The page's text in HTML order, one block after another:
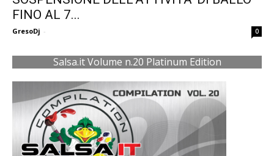
FINO AL 7...
GresoDj - 0
Salsa.it Volume n.20 Platinum Edition